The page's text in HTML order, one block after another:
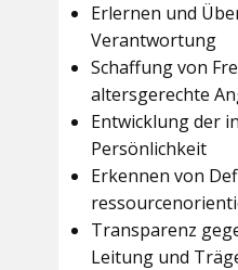
Erlernen und
Verantwortung
Schaffung von
altersgerechte
Entwicklung der
Persönlichkeit
Erkennen von
Transparenz
Leitung und